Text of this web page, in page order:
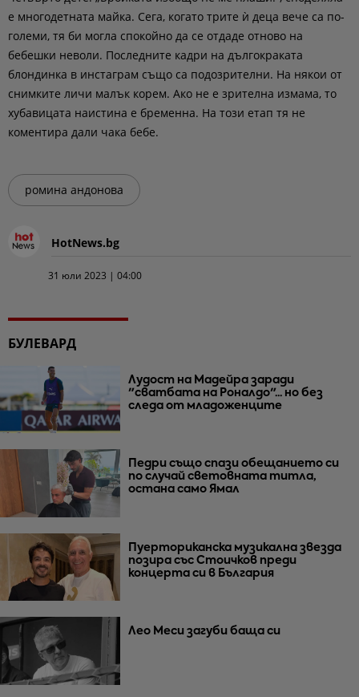
е многодетната майка. Сега, когато трите ѝ деца вече са по-
големи, тя би могла спокойно да се отдаде отново на
бебешки неволи. Последните кадри на дългокраката
блондинка в инстаграм също са подозрителни. На някои от
снимките личи малък корем. Ако не е зрителна измама, то
хубавицата наистина е бременна. На този етап тя не
коментира дали чака бебе.
ромина андонова
HotNews.bg
31 юли 2023 | 04:00
БУЛЕВАРД
Лудост на Мадейра заради
"сватбата на Роналдо"... но без
следа от младоженците
Педри също спази обещанието си
по случай световната титла,
остана само Ямал
Пуерториканска музикална звезда
позира със Стоичков преди
концерта си в България
Лео Меси загуби баща си